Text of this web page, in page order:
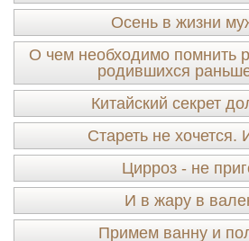
Осень в жизни
О чем необходимо помнить
родившихся
Китайский секрет
Стареть не хочется.
Цирроз - не
И в жару в
Примем ванну и